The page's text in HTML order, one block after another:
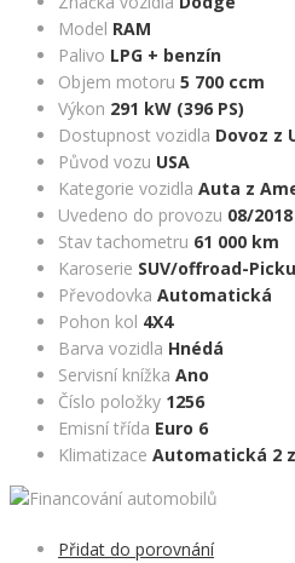
Model RAM
Palivo LPG + benzín
Objem motoru 5 700 ccm
Výkon 291 kW (396 PS)
Dostupnost vozidla Dovoz z
Původ vozu USA
Kategorie vozidla Auta z
Uvedeno do provozu 08/2018
Stav tachometru 61 000 km
Karoserie SUV/offroad-
Převodovka Automatická
Pohon kol 4X4
Barva vozidla Hnédá
Servisní knížka Ano
Číslo položky 1256
Emisní třída Euro 6
Klimatizace Automatická 2
Přidat do porovnání